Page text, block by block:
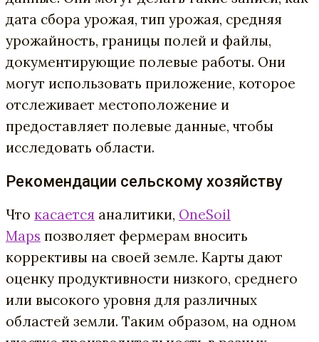
дата сбора урожая, тип урожая, средняя
урожайность, границы полей и файлы,
документирующие полевые работы. Они
могут использовать приложение, которое
отслеживает местоположение и
предоставляет полевые данные, чтобы
исследовать области.
Рекомендации сельскому хозяйству
Что касается аналитики, OneSoil
Maps позволяет фермерам вносить
коррективы на своей земле. Карты дают
оценку продуктивности низкого, среднего
или высокого уровня для различных
областей земли. Таким образом, на одном